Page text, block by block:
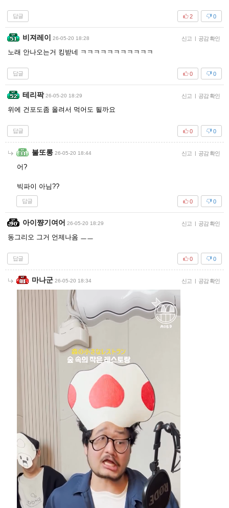
답글 0
2
비져레이 26-05-20 18:28 신고 | 공감 확인
노래 안나오는거 킹받네 ㅋㅋㅋㅋㅋㅋㅋㅋㅋㅋㅋ
답글 0
0
테리팍 26-05-20 18:29 신고 | 공감 확인
위에 건포도좀 올려서 먹어도 될까요
답글 0
0
불또롱 26-05-20 18:44 신고 | 공감 확인
어?
빅파이 아님??
답글 0
0
아이쨩기여어 26-05-20 18:29 신고 | 공감 확인
동그리오 그거 언제나옴 ㅡㅡ
답글 0
0
마나군 26-05-20 18:34 신고 | 공감 확인